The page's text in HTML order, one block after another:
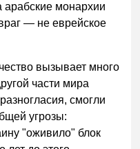
монархии
— не еврейское
вызывает много
части мира
смогли
угрозы:
"оживило" блок